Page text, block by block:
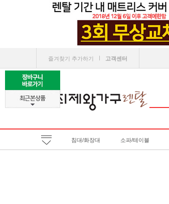
즐겨찾기 추가하기 ㅣ 고객센터
침대/화장대 소파/테이블